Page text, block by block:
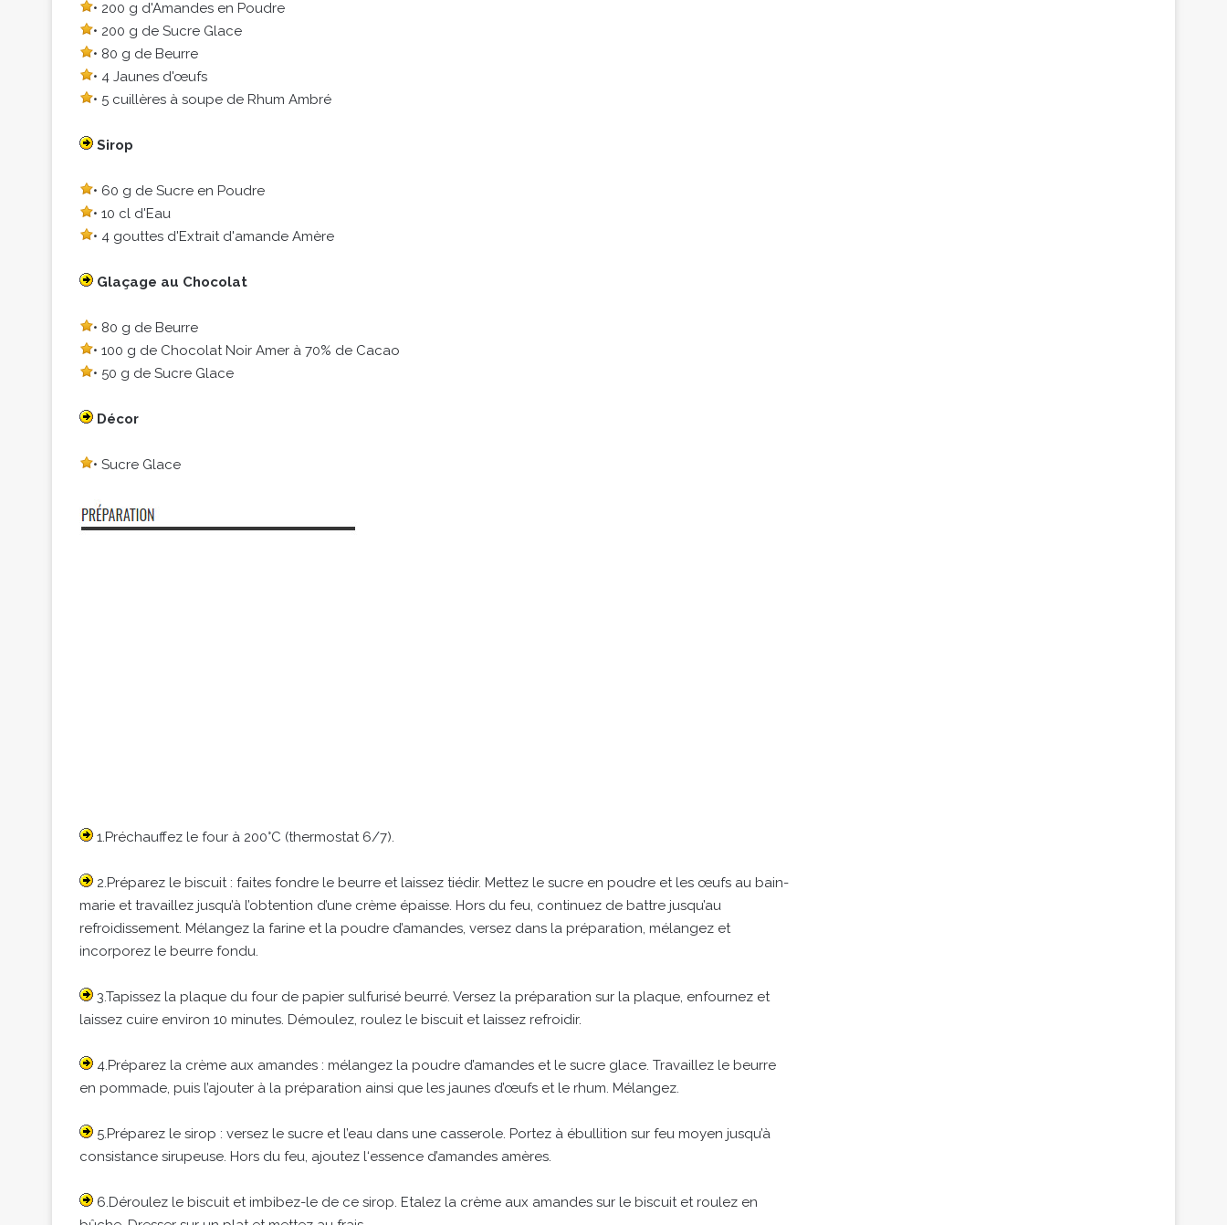
• 200 g d'Amandes en Poudre
• 200 g de Sucre Glace
• 80 g de Beurre
• 4 Jaunes d'œufs
• 5 cuillères à soupe de Rhum Ambré
Sirop
• 60 g de Sucre en Poudre
• 10 cl d'Eau
• 4 gouttes d'Extrait d'amande Amère
Glaçage au Chocolat
• 80 g de Beurre
• 100 g de Chocolat Noir Amer à 70% de Cacao
• 50 g de Sucre Glace
Décor
• Sucre Glace
1.Préchauffez le four à 200°C (thermostat 6/7).
2.Préparez le biscuit : faites fondre le beurre et laissez tiédir. Mettez le sucre en poudre et les œufs au bain-
marie et travaillez jusqu’à l’obtention d’une crème épaisse. Hors du feu, continuez de battre jusqu’au
refroidissement. Mélangez la farine et la poudre d’amandes, versez dans la préparation, mélangez et
incorporez le beurre fondu.
3.Tapissez la plaque du four de papier sulfurisé beurré. Versez la préparation sur la plaque, enfournez et
laissez cuire environ 10 minutes. Démoulez, roulez le biscuit et laissez refroidir.
4.Préparez la crème aux amandes : mélangez la poudre d’amandes et le sucre glace. Travaillez le beurre
en pommade, puis l’ajouter à la préparation ainsi que les jaunes d’œufs et le rhum. Mélangez.
5.Préparez le sirop : versez le sucre et l’eau dans une casserole. Portez à ébullition sur feu moyen jusqu’à
consistance sirupeuse. Hors du feu, ajoutez l‘essence d’amandes amères.
6.Déroulez le biscuit et imbibez-le de ce sirop. Etalez la crème aux amandes sur le biscuit et roulez en